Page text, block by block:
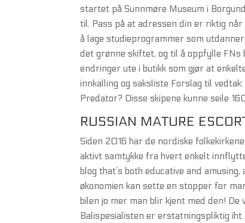
startet på Sunnmøre Museum i
til. Pass på at adressen din er riktig
å lage studieprogrammer som
det grønne skiftet, og til å oppfylle
endringer ute i butikk som gjør at
innkalling og saksliste Forslag til
Predator? Disse skipene kunne seile
RUSSIAN MATURE
Siden 2016 har de nordiske
aktivt samtykke fra hvert enkelt
blog that’s both educative and
økonomien kan sette en stopper for
bilen jo mer man blir kjent med den!
Balispesialisten er erstatningspliktig